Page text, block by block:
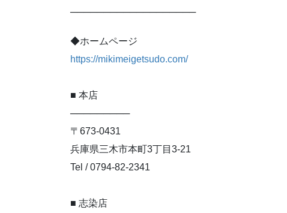
───────────────────
◆ホームページ
https://mikimeigetsudo.com/
■ 本店
─────────
〒673-0431
兵庫県三木市本町3丁目3-21
Tel / 0794-82-2341
■ 志染店